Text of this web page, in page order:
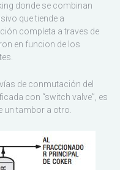
donde se combinan
que tiende a
completa a traves de
en funcion de los
de conmutación del
con “switch valve”, es
un tambor a otro.